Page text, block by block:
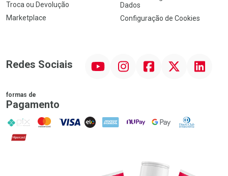
Troca ou Devolução
Marketplace
Dados
Configuração de Cookies
Redes Sociais InstagramFacebookTwitter Linkedin
formas de
Pagamento
PIX MasterCard
VISA ELO AMEX NuPay Google PayDiners Club
Hipercard
Promoção em Destaque